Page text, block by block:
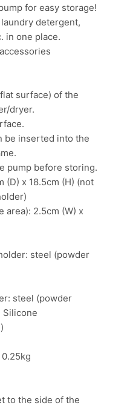
for easy storage!
detergent,
in one place.
surface) of the
dryer.
be inserted into the
pump before storing.
(D) x 18.5cm (H) (not
area): 2.5cm (W) x
steel (powder
steel (powder
Silicone
to the side of the